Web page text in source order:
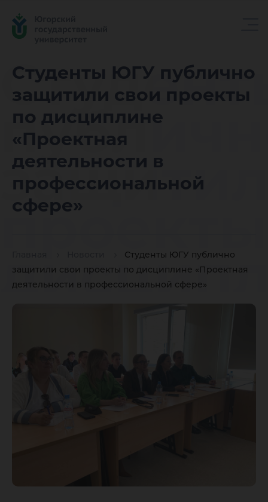
Студенты ЮГУ публично
защитили свои проекты
по дисциплине
«Проектная
деятельности в
профессиональной
сфере»
Студенты ЮГУ публично
защитили свои проекты по дисциплине «Проектная
деятельности в профессиональной сфере»
сфере»